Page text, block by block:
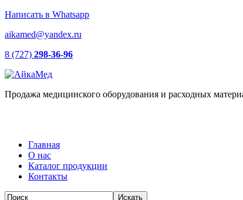
Написать в Whatsapp
aikamed@yandex.ru
8 (727) 298-36-96
Продажа медицинского оборудования и расходных
Главная
О нас
Каталог продукции
Контакты